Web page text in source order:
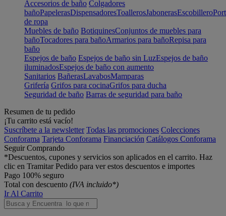
Accesorios de baño Colgadores
bañoPapelerasDispensadoresToallerosJabonerasEscobillero
de ropa
Muebles de baño BotiquinesConjuntos de muebles para
bañoTocadores para bañoArmarios para bañoRepisa para
baño
Espejos de baño Espejos de baño sin LuzEspejos de baño
iluminadosEspejos de baño con aumento
Sanitarios BañerasLavabosMamparas
Grifería Grifos para cocinaGrifos para ducha
Seguridad de baño Barras de seguridad para baño
Resumen de tu pedido
¡Tu carrito está vacío!
Suscríbete a la newsletter Todas las promociones Colecciones
Conforama Tarjeta Conforama Financiación Catálogos Conforama
Seguir Comprando
*Descuentos, cupones y servicios son aplicados en el carrito. Haz
clic en Tramitar Pedido para ver estos descuentos e importes
Pago 100% seguro
Total con descuento (IVA incluido*)
Ir Al Carrito